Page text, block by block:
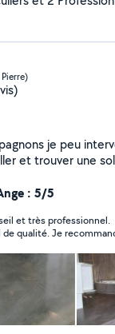
je peu
et trouver une
: 5/5
et très professionnel.
qualité. Je